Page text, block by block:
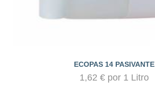
ECOPAS 14 PASIVANTE
1,62 € por 1 Litro